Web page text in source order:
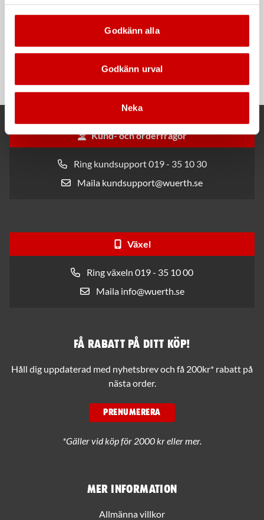
Godkänn alla
Godkänn urval
Neka
Plus
För snabb och effektiv rengöring
metall-, plast- och gummidetaljer.
Kund- och orderfrågor
Ring kundsupport 019 - 35 10 30
Maila kundsupport@wuerth.se
Växel
Ring växeln 019 - 35 10 00
Maila info@wuerth.se
Mer information
Allmänna villkor
Få rabatt på ditt köp!
Håll dig uppdaterad med nyhetsbrev och få 200kr* rabatt på
nästa order.
PRENUMERERA
*Gäller vid köp för 2000 kr eller mer.